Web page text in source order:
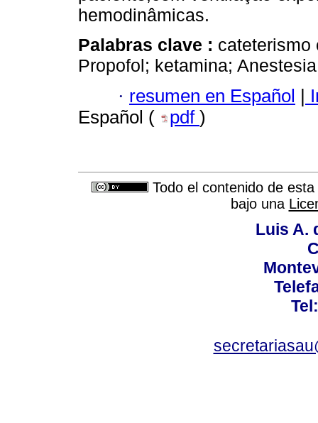
hemodinâmicas.
Palabras clave : cateterismo
Propofol; ketamina;
· resumen en Español |
Español (
pdf )
Todo el contenido de
bajo una
Luis A.